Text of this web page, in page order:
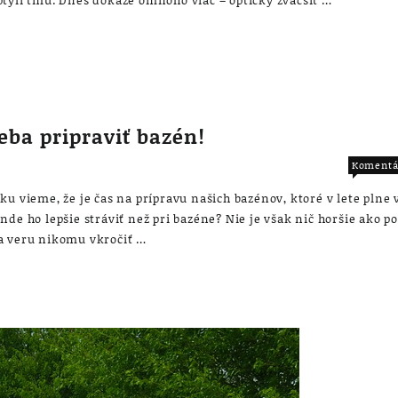
pripraviť bazén!
vieme, že je čas na prípravu našich bazénov, ktoré v lete plne
ho lepšie stráviť než pri bazéne? Nie je však nič horšie ako
veru nikomu vkročiť …